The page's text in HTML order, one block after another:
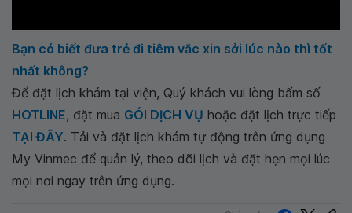
Bạn có biết đưa trẻ đi tiêm vắc xin sởi lúc nào thì tốt
nhất không?
Để đặt lịch khám tại viện, Quý khách vui lòng bấm số
HOTLINE, đặt mua GÓI DỊCH VỤ hoặc đặt lịch trực tiếp
TẠI ĐÂY. Tải và đặt lịch khám tự động trên ứng dụng
My Vinmec để quản lý, theo dõi lịch và đặt hẹn mọi lúc
mọi nơi ngay trên ứng dụng.